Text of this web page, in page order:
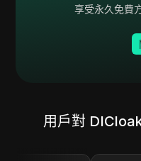
享受永久免費
用戶對